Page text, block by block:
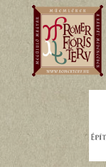
to
content